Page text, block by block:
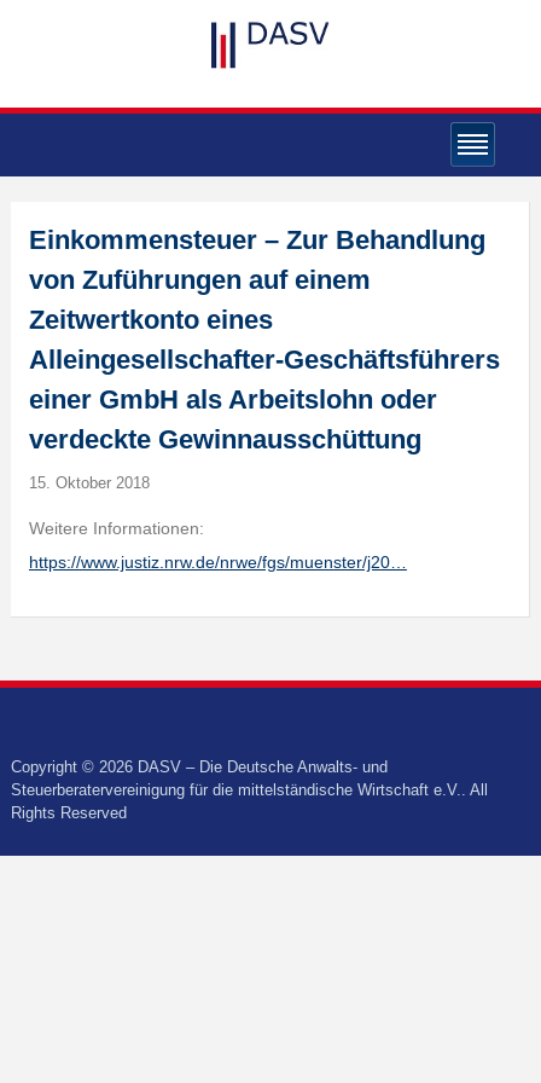
Einkommensteuer – Zur Behandlung
von Zuführungen auf einem
Zeitwertkonto eines
Alleingesellschafter-Geschäftsführers
einer GmbH als Arbeitslohn oder
verdeckte Gewinnausschüttung
15. Oktober 2018
Weitere Informationen:
https://www.justiz.nrw.de/nrwe/fgs/muenster/j20…
Copyright © 2026 DASV – Die Deutsche Anwalts- und
Steuerberatervereinigung für die mittelständische Wirtschaft e.V.. All
Rights Reserved